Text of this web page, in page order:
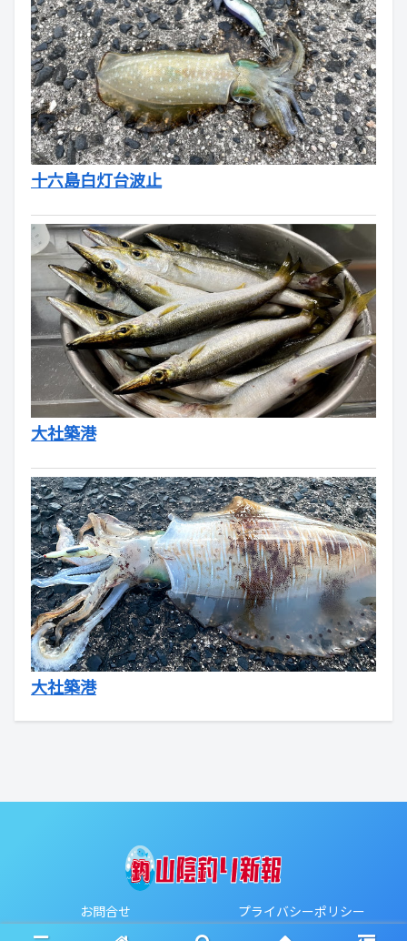
十六島白灯台波止
大社築港
大社築港
お問合せ
プライバシーポリシー